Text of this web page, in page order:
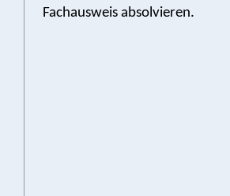
Fachausweis absolvieren.